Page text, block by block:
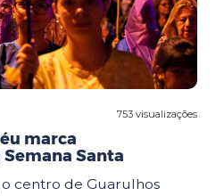
753 visualizações
marca
Santa
centro de Guarulhos